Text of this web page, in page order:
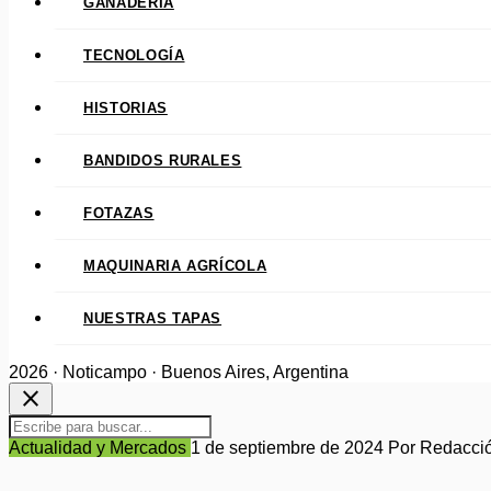
TECNOLOGÍA
HISTORIAS
BANDIDOS RURALES
FOTAZAS
MAQUINARIA AGRÍCOLA
NUESTRAS TAPAS
2026 · Noticampo · Buenos Aires, Argentina
close
Actualidad y Mercados 1 de septiembre de 2024 Por